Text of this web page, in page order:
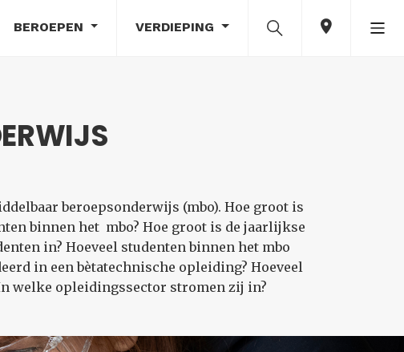
BEROEPEN VERDIEPING
beroepsonderwijs (mbo). Hoe groot is
binnen het mbo? Hoe groot is de jaarlijkse
in? Hoeveel studenten binnen het mbo
in een bètatechnische opleiding? Hoeveel
welke opleidingssector stromen zij in?